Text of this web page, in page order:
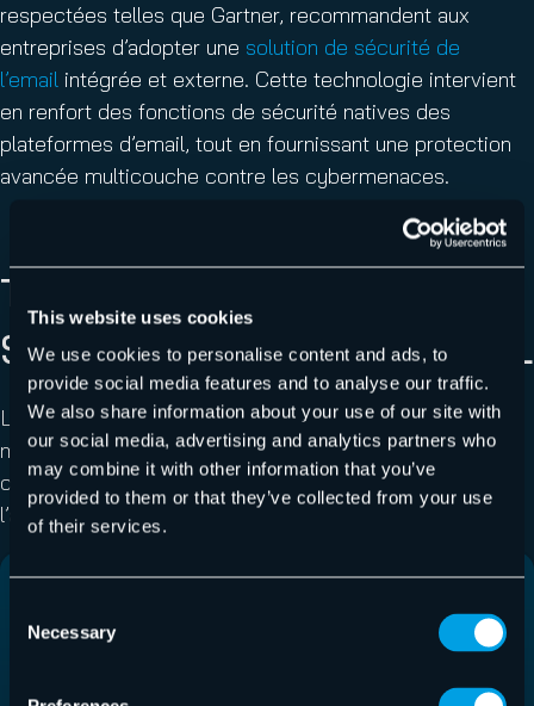
This website uses cookies
We use cookies to personalise content and ads, to
provide social media features and to analyse our traffic.
We also share information about your use of our site with
our social media, advertising and analytics partners who
may combine it with other information that you’ve
provided to them or that they’ve collected from your use
of their services.
Selection
Necessary
respectées telles que Gartner, recommandent aux
entreprises d’adopter une solution de sécurité de
l’email intégrée et externe. Cette technologie intervient
en renfort des fonctions de sécurité natives des
plateformes d’email, tout en fournissant une protection
avancée multicouche contre les cybermenaces.
TYPES DE MENACES PESANT
SUR LA SÉCURITÉ DE L’EMAIL
Les entreprises sont confrontées à de nombreuses
menaces sur la sécurité de l’email, dont les
conséquences peuvent s’avérer désastreuses en
l’absence d’une réponse adéquate.